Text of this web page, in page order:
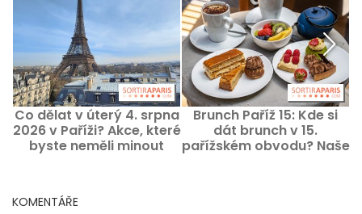
Co dělat v úterý 4. srpna
2026 v Paříži? Akce, které
byste neměli minout
Brunch Paříž 15: Kde si
dát brunch v 15.
pařížském obvodu? Naše
KOMENTÁŘE